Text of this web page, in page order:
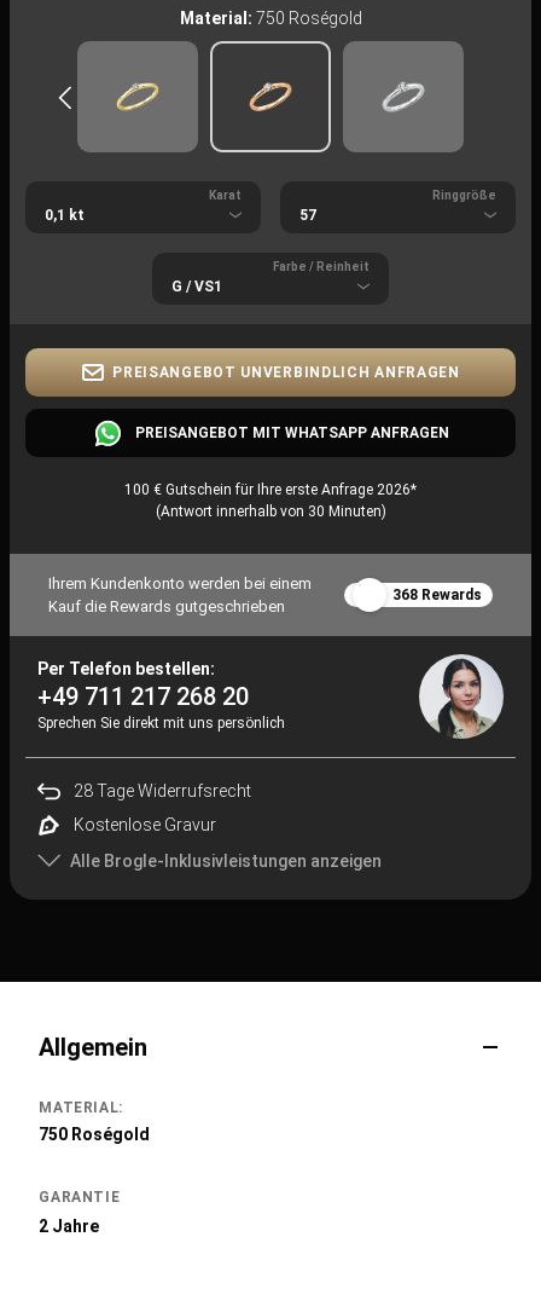
Material: 750 Roségold
Karat Ringgröße
Farbe / Reinheit
PREISANGEBOT UNVERBINDLICH ANFRAGEN
PREISANGEBOT MIT WHATSAPP ANFRAGEN
100 € Gutschein für Ihre erste Anfrage 2026*
(Antwort innerhalb von 30 Minuten)
Ihrem Kundenkonto werden bei einem
Kauf die Rewards gutgeschrieben
368 Rewards
Per Telefon bestellen:
+49 711 217 268 20
Sprechen Sie direkt mit uns persönlich
28 Tage Widerrufsrecht
Kostenlose Gravur
Alle Brogle-Inklusivleistungen anzeigen
Allgemein
MATERIAL:
750 Roségold
GARANTIE
2 Jahre